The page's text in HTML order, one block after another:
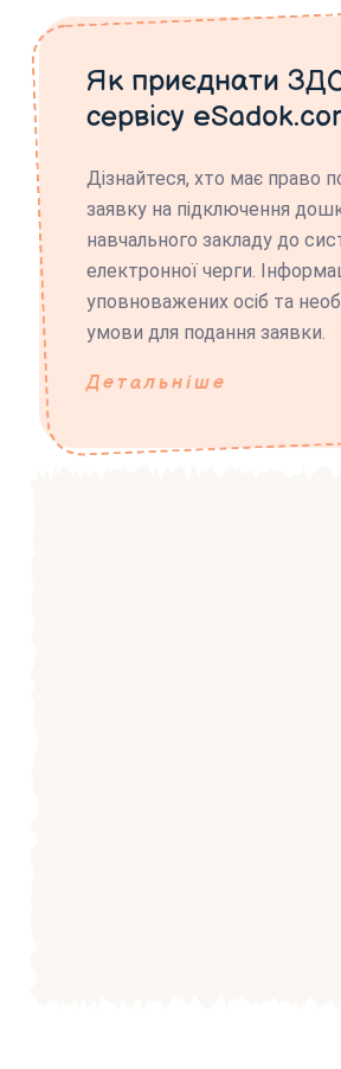
Як приєднати
сервісу
Дізнайтеся, хто має право
заявку на підключення
навчального закладу до
електронної черги.
уповноважених осіб та
умови для подання заявки.
Детальніше